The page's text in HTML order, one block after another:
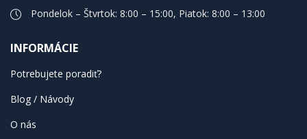
Pondelok – Štvrtok: 8:00 – 15:00, Piatok: 8:00 – 13:00
INFORMÁCIE
Potrebujete poradiť?
Blog / Návody
O nás